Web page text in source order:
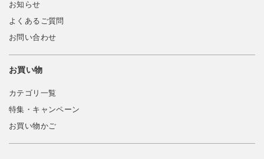
お知らせ
よくあるご質問
お問い合わせ
お買い物
カテゴリ一覧
特集・キャンペーン
お買い物かご